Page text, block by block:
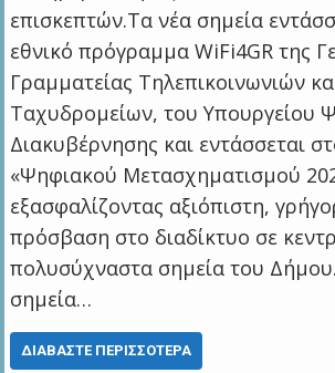
επισκεπτών.Τα νέα σημεία
εθνικό πρόγραμμα WiFi4GR της
Γραμματείας Τηλεπικοινωνιών
Ταχυδρομείων, του Υπουργείου
Διακυβέρνησης και εντάσσεται
«Ψηφιακού Μετασχηματισμού
εξασφαλίζοντας αξιόπιστη,
πρόσβαση στο διαδίκτυο σε
πολυσύχναστα σημεία του
σημεία…
ΔΙΑΒΆΣΤΕ ΠΕΡΙΣΣΌΤΕΡΑ